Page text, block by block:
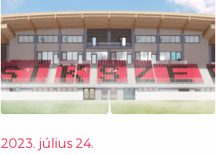
2023. július 24.